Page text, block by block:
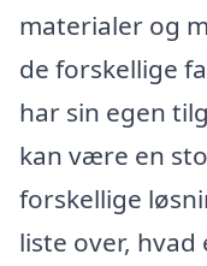
materialer og
de forskellige
har sin egen
kan være en
forskellige
liste over,